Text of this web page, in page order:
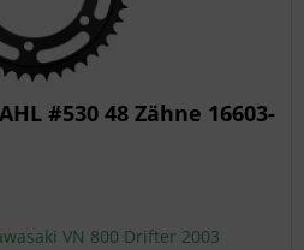
#530 48 Zähne 16603-
VN 800 Drifter 2003